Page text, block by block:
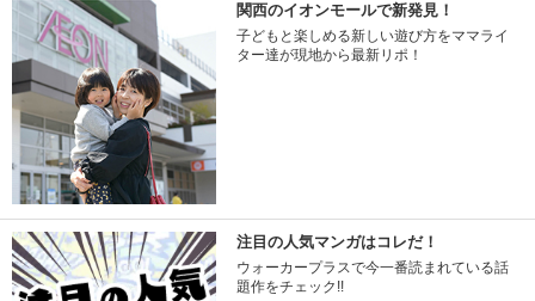
関西のイオンモールで新発見！
子どもと楽しめる新しい遊び方をママライ
ター達が現地から最新リポ！
注目の人気マンガはコレだ！
ウォーカープラスで今一番読まれている話
題作をチェック!!